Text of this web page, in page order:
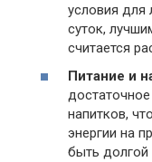
условия для
суток,
считается
Питание и
напитков,
энергии на
быть долгой